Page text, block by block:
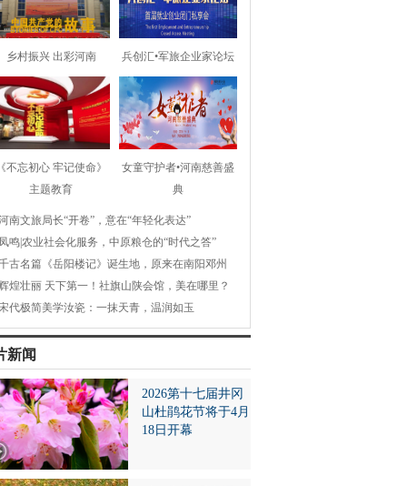
乡村振兴 出彩河南 兵创汇•军旅企业家论坛
不忘初心 牢记使命》
主题教育
女童守护者•河南慈善盛
典
南文旅局长“开卷”，意在“年轻化表达”
鸣|农业社会化服务，中原粮仓的“时代之答”
古名篇《岳阳楼记》诞生地，原来在南阳邓州
煌壮丽 天下第一！社旗山陕会馆，美在哪里？
代极简美学汝瓷：一抹天青，温润如玉
新闻
2026第十七届井冈
山杜鹃花节将于4月
18日开幕